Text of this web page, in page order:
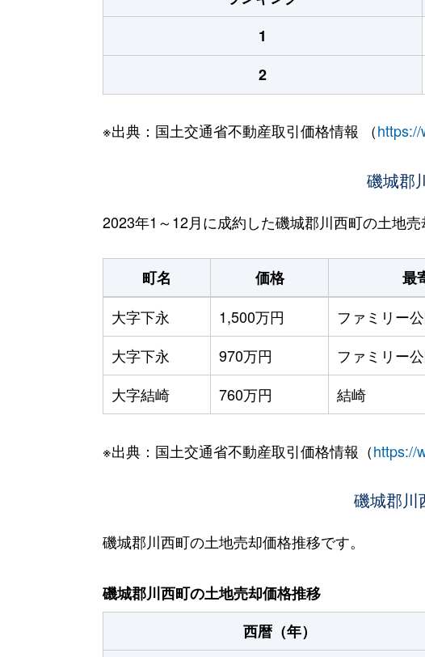
1
2
※出典：国土交通省不動産取引価格情報 （
磯城郡
2023年1～12月に成約した磯城郡川西町の土地売
町名 価格 最
大字下永
1,500万円 ファミリー
大字下永
970万円 ファミリー
大字結崎
760万円 結崎
※出典：国土交通省不動産取引価格情報（https://
磯城郡川
磯城郡川西町の土地売却価格推移です。
磯城郡川西町の土地売却価格推移
西暦（年）